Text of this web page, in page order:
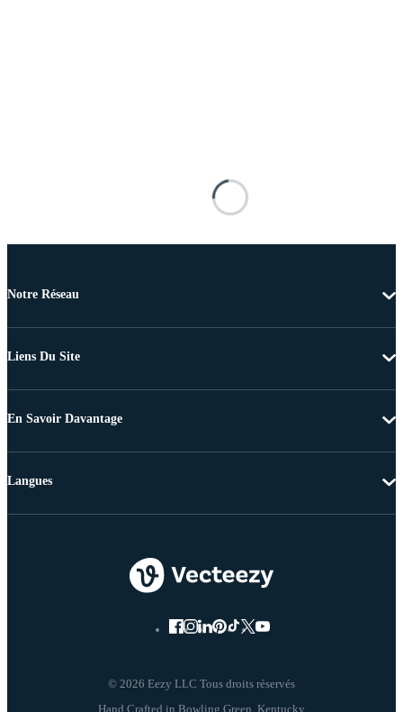
Notre Réseau
Liens Du Site
En Savoir Davantage
© 2026 Eezy LLC Tous droits réservés
Langues